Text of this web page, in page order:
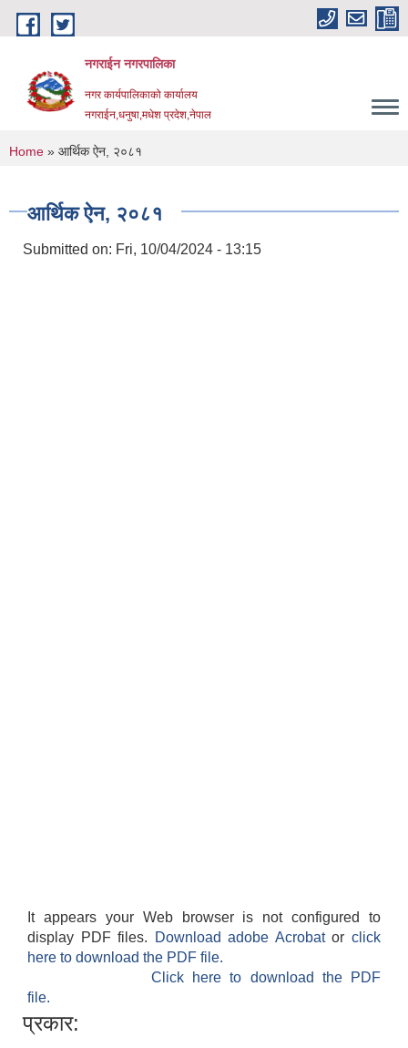
Skip to main content
नगराईन नगरपालिका
नगर कार्यपालिकाको कार्यालय
नगराईन,धनुषा,मधेश प्रदेश,नेपाल
You are here
Home » आर्थिक ऐन, २०८१
आर्थिक ऐन, २०८१
Submitted on: Fri, 10/04/2024 - 13:15
It appears your Web browser is not configured to
display PDF files.
Download adobe Acrobatorclick
here to download the PDF file.
Click here to download the PDF
file.
प्रकार: